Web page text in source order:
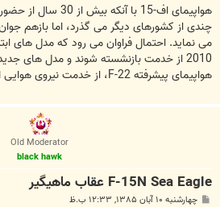
هواپیمای اف-15 با آنکه
چندی از کشورهای دیگر می گذرد، اما بازهم
می نماید. احتمال فراوان می رود که مدل های
2010 از خدمت بازنشسته شوند و مدل های
هواپیمای پیشرفته F-22، از خدمت نیروی هوایی ایالات متحده خارج شوند.
Old Moderator
black hawk
F-15N Sea Eagle عقاب ماهیگیر
پ چهارشنبه ۱۰ آبان ۱۳۸۵, ۱۲:۳۳ ب.ظ